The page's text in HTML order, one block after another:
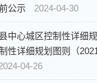
公示
2024-04-30
中心城区控制性详细
性详细规划图则（
04-26